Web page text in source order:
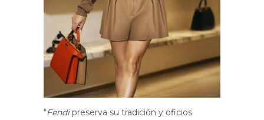
“Fendipreserva su tradición y oficios